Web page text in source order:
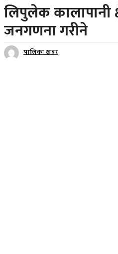
लिपुलेक कालापानी
जनगणना गरीने
पालिका खबर